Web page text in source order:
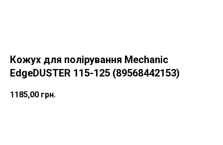
Кожух для полірування Mechanic
EdgeDUSTER 115-125 (89568442153)
1185,00 грн.